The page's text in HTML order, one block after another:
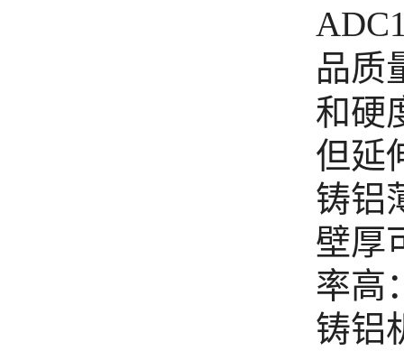
品质
和硬
但延
铸铝
壁厚
率高
铸铝